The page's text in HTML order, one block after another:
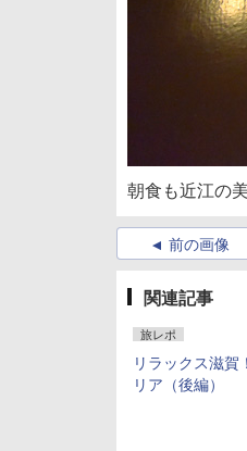
朝食も近江の
前の画像
関連記事
旅レポ
リラックス滋賀
リア（後編）